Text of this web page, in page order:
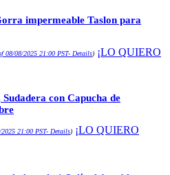
impermeable Taslon para
08/08/2025 21:00 PST- Details) ¡LO QUIERO
con Capucha de
21:00 PST- Details) ¡LO QUIERO